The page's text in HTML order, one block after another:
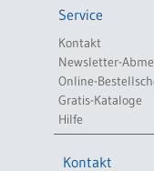
Service
Kontakt
Newsletter-
Online-
Gratis-Kataloge
Hilfe
Kontakt